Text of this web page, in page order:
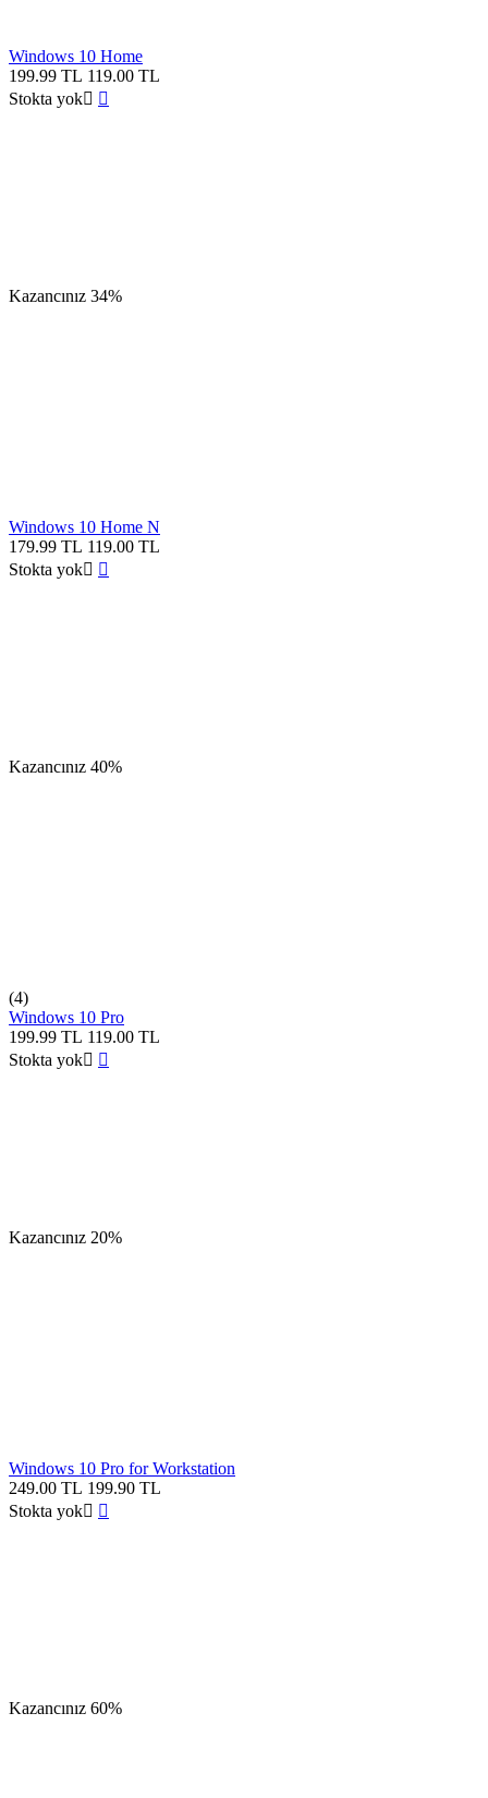
Windows 10 Home
199.99 TL 119.00 TL
Stokta yok 
Kazancınız 34%
Windows 10 Home N
179.99 TL 119.00 TL
Stokta yok 
Kazancınız 40%
(4)
Windows 10 Pro
199.99 TL 119.00 TL
Stokta yok 
Kazancınız 20%
Windows 10 Pro for Workstation
249.00 TL 199.90 TL
Stokta yok 
Kazancınız 60%